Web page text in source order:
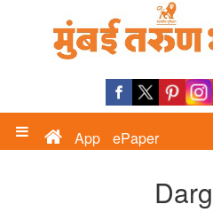
App ePaper